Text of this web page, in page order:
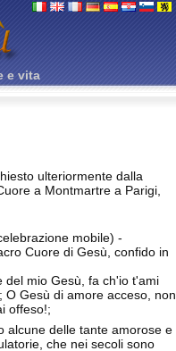
e vita
ulteriormente dalla
a Montmartre a Parigi,
mobile) -
Cuore di Gesù, confido in
del mio Gesù, fa ch'io t'ami
O Gesù di amore acceso, non
offeso!;
alcune delle tante amorose e
che nei secoli sono